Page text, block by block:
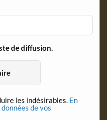
de diffusion.
les indésirables. En
de vos